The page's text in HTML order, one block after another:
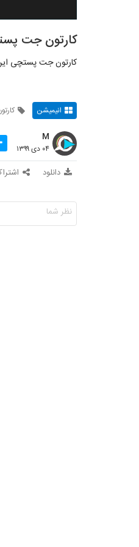
کارتون جت
کارتون جت پستچی
انیمیشن
M
۰۴ دی ۱۳۹۹
دانلود